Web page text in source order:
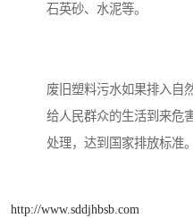
石英砂、水泥等。
废旧塑料污水如果排入自
给人民群众的生活到来危
处理，达到国家排放标准。
http://www.sddjhbsb.com